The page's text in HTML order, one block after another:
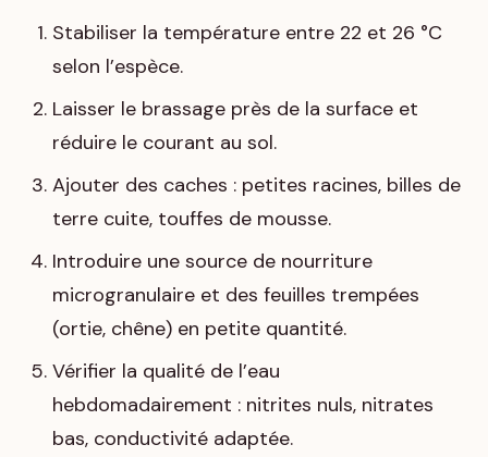
Stabiliser la température entre 22 et 26 °C
selon l’espèce.
Laisser le brassage près de la surface et
réduire le courant au sol.
Ajouter des caches : petites racines, billes de
terre cuite, touffes de mousse.
Introduire une source de nourriture
microgranulaire et des feuilles trempées
(ortie, chêne) en petite quantité.
Vérifier la qualité de l’eau
hebdomadairement : nitrites nuls, nitrates
bas, conductivité adaptée.